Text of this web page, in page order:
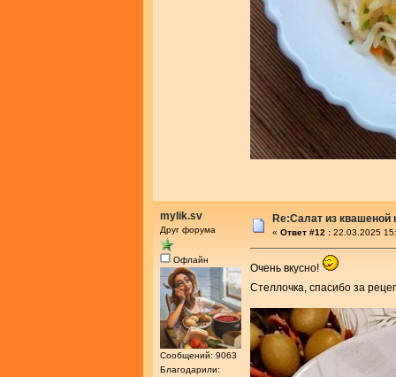
mylik.sv
Друг форума
Офлайн
Сообщений: 9063
Благодарили:
Re:Салат из
« Ответ #12 : 22.03.2025
Очень вкусно!
Стеллочка, спасибо за